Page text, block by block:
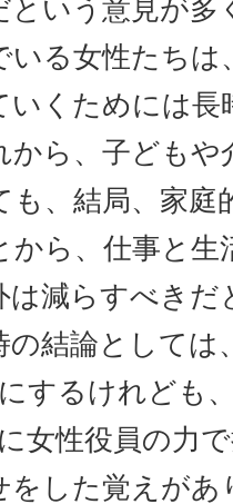
いう意見が多
いる女性たちは
いくためには長
から、子どもや
、結局、家庭
から、仕事と生
は減らすべき
結論としては
するけれども
女性役員の力
をした覚えが